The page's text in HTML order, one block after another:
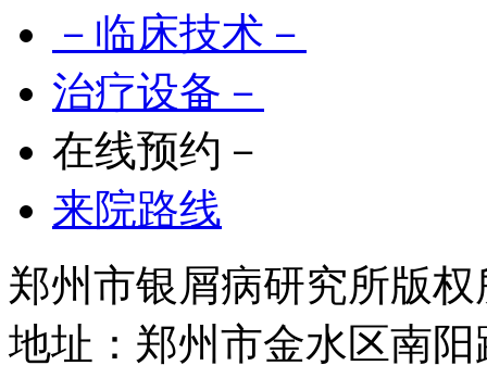
－临床技术－
治疗设备－
在线预约－
来院路线
郑州市银屑病研究所版权
地址：郑州市金水区南